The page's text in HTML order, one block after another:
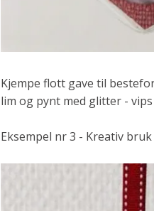
Kjempe flott gave til
lim og pynt med glitter -
Eksempel nr 3 - Kreativ